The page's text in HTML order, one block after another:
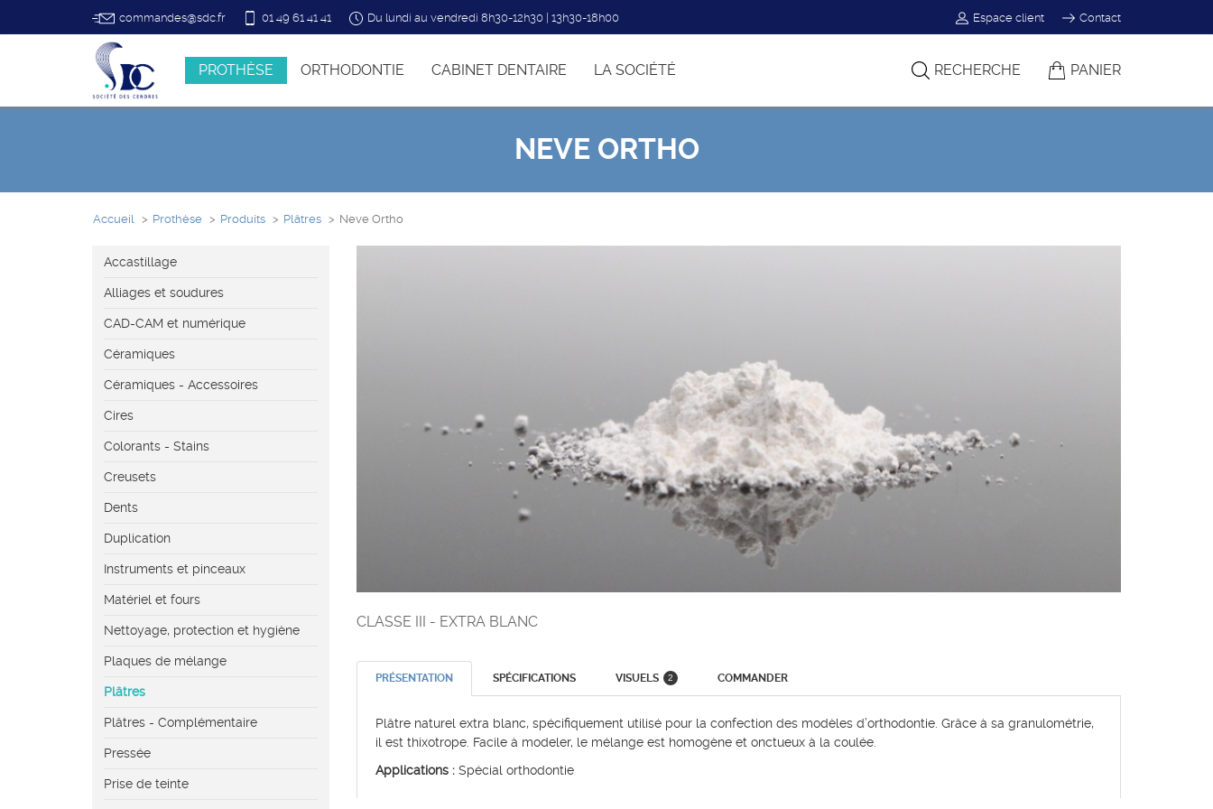
commandes@sdc.fr 01 49 61 41 41 Du lundi au vendredi 8h30-12h30 | 13h30-18h00 Espace client Contact
PROTHÈSE ORTHODONTIE CABINET DENTAIRE LA SOCIÉTÉ RECHERCHE PANIER
NEVE ORTHO
Accueil Prothèse Produits Plâtres Neve Ortho
Accastillage
Alliages et soudures
CAD-CAM et numérique
Céramiques
Céramiques - Accessoires
Cires
Colorants - Stains
Creusets
Dents
Duplication
Instruments et pinceaux
Matériel et fours
Nettoyage, protection et hygiène
Plaques de mélange
Plâtres
Plâtres - Complémentaire
Pressée
Prise de teinte
CLASSE III - EXTRA BLANC
PRÉSENTATION SPÉCIFICATIONS VISUELS 2 COMMANDER
Plâtre naturel extra blanc, spécifiquement utilisé pour la confection des modèles d’orthodontie. Grâce à sa granulométrie,
il est thixotrope. Facile à modeler, le mélange est homogène et onctueux à la coulée.
Applications :Spécial orthodontie